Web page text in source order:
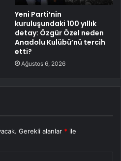
Yeni Parti’nin
kuruluşundaki 100 yıllık
detay: Özgür Özel neden
Anadolu Kulübü’nü tercih
etti?
Ağustos 6, 2026
Gerekli alanlar * ile